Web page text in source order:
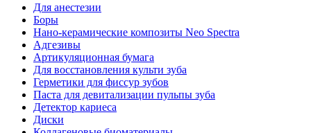
Для анестезии
Боры
Нано-керамические композиты Neo Spectra
Адгезивы
Артикуляционная бумага
Для восстановления культи зуба
Герметики для фиссур зубов
Паста для девитализации пульпы зуба
Детектор кариеса
Диски